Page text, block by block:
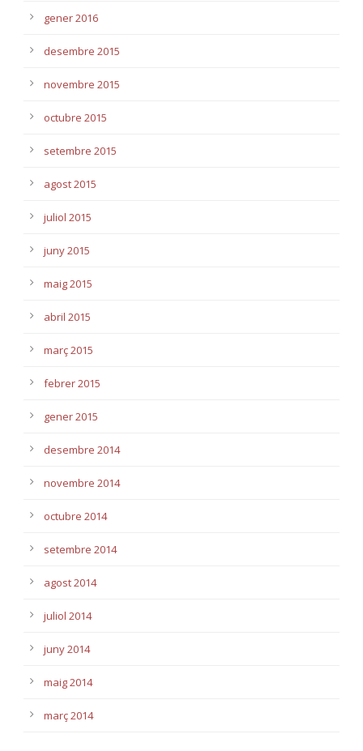
gener 2016
desembre 2015
novembre 2015
octubre 2015
setembre 2015
agost 2015
juliol 2015
juny 2015
maig 2015
abril 2015
març 2015
febrer 2015
gener 2015
desembre 2014
novembre 2014
octubre 2014
setembre 2014
agost 2014
juliol 2014
juny 2014
maig 2014
març 2014